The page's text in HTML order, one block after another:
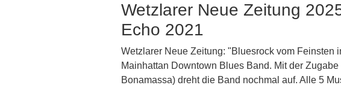
Wetzlarer Neue Zeitung
Echo 2021
Wetzlarer Neue Zeitung: "Bluesrock vom Feinsten
Mainhattan Downtown Blues Band. Mit der
Bonamassa) dreht die Band nochmal auf. Alle 5